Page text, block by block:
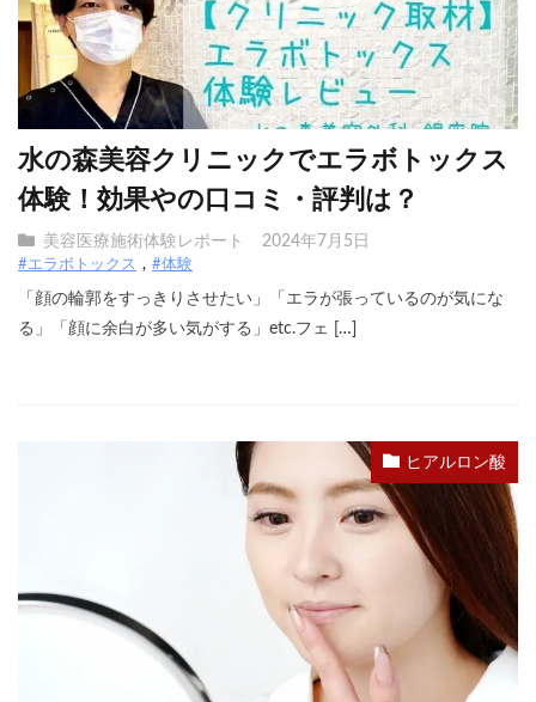
水の森美容クリニックでエラボトックス
体験！効果やの口コミ・評判は？
美容医療施術体験レポート 2024年7月5日
#エラボトックス #体験
「顔の輪郭をすっきりさせたい」「エラが張っているのが気にな
る」「顔に余白が多い気がする」etc.フェ […]
ヒアルロン酸